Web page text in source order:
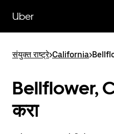
सामग्रीवरUber
संयुक्त राष्ट्रे>California>
Bellflower,
करा